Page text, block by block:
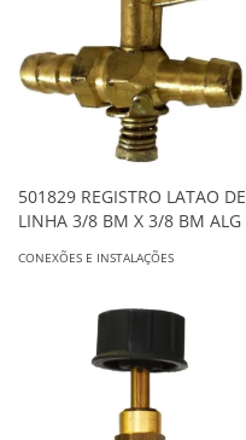
501829 REGISTRO LATAO DE
LINHA 3/8 BM X 3/8 BM ALG
CONEXÕES E INSTALAÇÕES